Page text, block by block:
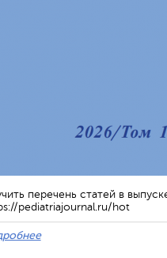
перечень статей в
pediatriajournal.ru/hot